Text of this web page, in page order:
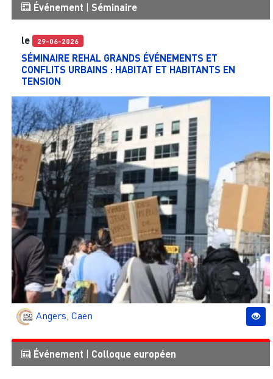
Événement | Séminaire
le 29-06-2026
SÉMINAIRE REHAL GRANDS ÉVÉNEMENTS ET
CONFLITS URBAINS : HABITAT ET HABITANTS EN
TENSION
Angers, Caen
Événement Colloque européen